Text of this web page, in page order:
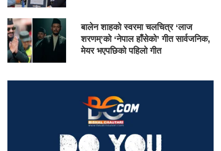
बालेन शाहको स्वरमा चलचित्र ‘लाज
शरणम्’को ‘नेपाल हाँसेको’ गीत सार्वजनिक,
मेयर भएपछिको पहिलो गीत